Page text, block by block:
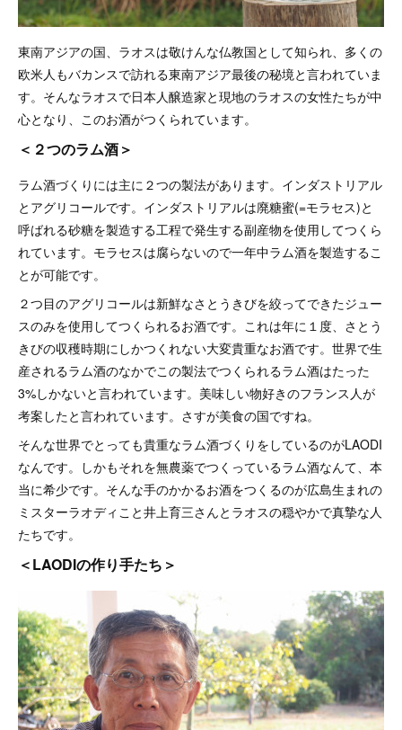
東南アジアの国、ラオスは敬けんな仏教国として知られ、多くの
欧米人もバカンスで訪れる東南アジア最後の秘境と言われていま
す。そんなラオスで日本人醸造家と現地のラオスの女性たちが中
心となり、このお酒がつくられています。
＜２つのラム酒＞
ラム酒づくりには主に２つの製法があります。インダストリアル
とアグリコールです。インダストリアルは廃糖蜜(=モラセス)と
呼ばれる砂糖を製造する工程で発生する副産物を使用してつくら
れています。モラセスは腐らないので一年中ラム酒を製造するこ
とが可能です。
２つ目のアグリコールは新鮮なさとうきびを絞ってできたジュー
スのみを使用してつくられるお酒です。これは年に１度、さとう
きびの収穫時期にしかつくれない大変貴重なお酒です。世界で生
産されるラム酒のなかでこの製法でつくられるラム酒はたった
3%しかないと言われています。美味しい物好きのフランス人が
考案したと言われています。さすが美食の国ですね。
そんな世界でとっても貴重なラム酒づくりをしているのがLAODI
なんです。しかもそれを無農薬でつくっているラム酒なんて、本
当に希少です。そんな手のかかるお酒をつくるのが広島生まれの
ミスターラオディこと井上育三さんとラオスの穏やかで真摯な人
たちです。
＜LAODIの作り手たち＞